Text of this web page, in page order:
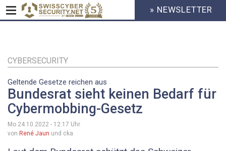
Inhalt
HEADER
MENU
» NEWSLETTER
CYBERSECURITY
Geltende Gesetze reichen aus
Bundesrat sieht keinen Bedarf für
Cybermobbing-Gesetz
Mo 24.10.2022 - 12:17 Uhr
von René Jaun und cka